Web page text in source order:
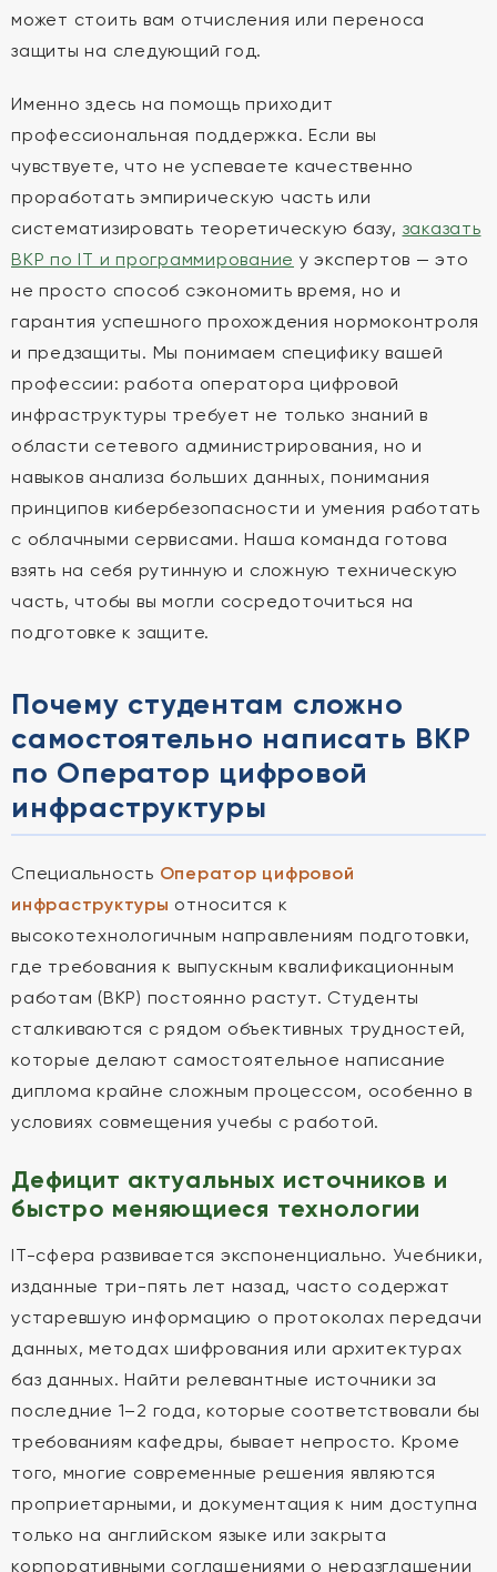
может стоить вам отчисления или переноса
защиты на следующий год.
Именно здесь на помощь приходит
профессиональная поддержка. Если вы
чувствуете, что не успеваете качественно
проработать эмпирическую часть или
систематизировать теоретическую базу, заказать
ВКР по IT и программирование у экспертов — это
не просто способ сэкономить время, но и
гарантия успешного прохождения нормоконтроля
и предзащиты. Мы понимаем специфику вашей
профессии: работа оператора цифровой
инфраструктуры требует не только знаний в
области сетевого администрирования, но и
навыков анализа больших данных, понимания
принципов кибербезопасности и умения работать
с облачными сервисами. Наша команда готова
взять на себя рутинную и сложную техническую
часть, чтобы вы могли сосредоточиться на
подготовке к защите.
Почему студентам сложно
самостоятельно написать ВКР
по Оператор цифровой
инфраструктуры
Специальность Оператор цифровой
инфраструктуры относится к
высокотехнологичным направлениям подготовки,
где требования к выпускным квалификационным
работам (ВКР) постоянно растут. Студенты
сталкиваются с рядом объективных трудностей,
которые делают самостоятельное написание
диплома крайне сложным процессом, особенно в
условиях совмещения учебы с работой.
Дефицит актуальных источников и
быстро меняющиеся технологии
IT-сфера развивается экспоненциально. Учебники,
изданные три-пять лет назад, часто содержат
устаревшую информацию о протоколах передачи
данных, методах шифрования или архитектурах
баз данных. Найти релевантные источники за
последние 1–2 года, которые соответствовали бы
требованиям кафедры, бывает непросто. Кроме
того, многие современные решения являются
проприетарными, и документация к ним доступна
только на английском языке или закрыта
корпоративными соглашениями о неразглашении